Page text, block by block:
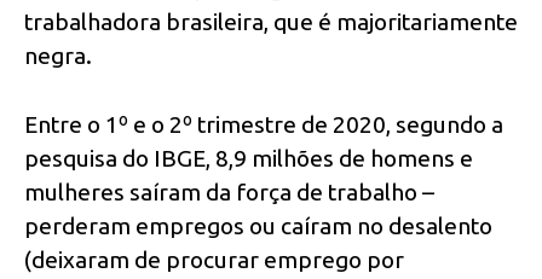
trabalhadora brasileira, que é majoritariamente
negra.
Entre o 1º e o 2º trimestre de 2020, segundo a
pesquisa do IBGE, 8,9 milhões de homens e
mulheres saíram da força de trabalho –
perderam empregos ou caíram no desalento
(deixaram de procurar emprego por